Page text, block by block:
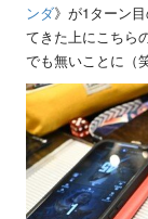
ンダ》が1ターン
てきた上にこちら
でも無いことに（笑